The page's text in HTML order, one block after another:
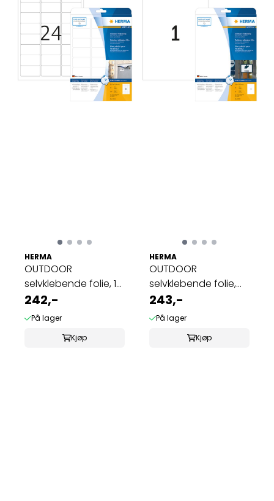
HERMA
OUTDOOR
selvklebende folie, 10
ark 63.5x33.9 hvit ...
242,-
På lager
Kjøp
HERMA
OUTDOOR
selvklebende folie,
A4, 10 ark, 210x297 ...
243,-
På lager
Kjøp